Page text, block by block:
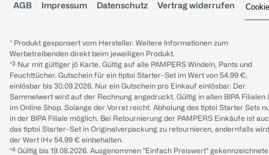
AGB Impressum Datenschutz Vertrag widerrufen
* Produkt gesponsert vom Hersteller. Weitere Informationen zum
Werbetreibenden direkt beim jeweiligen Produkt.
*³ Nur mit gültiger jö Karte. Gültig auf alle PAMPERS Windeln, Pants und
Feuchttücher. Gutschein für ein tiptoi Starter-Set im Wert von 54.99 €,
einlösbar bis 30.09.2026. Nur ein Gutschein pro Einkauf einlösbar. Der
Sammelwert wird auf der Rechnung angedruckt. Gültig in allen BIPA Filialen
im Online Shop. Solange der Vorrat reicht. Abholung des tiptoi Starter Sets
in der BIPA Filiale möglich. Bei Retournierung der PAMPERS Einkäufe ist
das tiptoi Starter-Set in Originalverpackung zu retournieren, andernfalls wird
der Wert iHv 54.99 € einbehalten.
*⁴ Gültig bis 19.08.2026. Ausgenommen "Einfach Preiswert" gekennzeichnete